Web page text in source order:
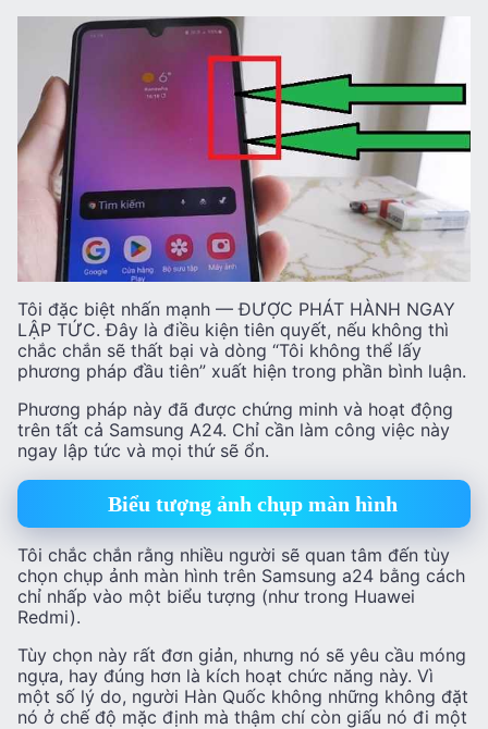
Tôi đặc biệt nhấn mạnh — ĐƯỢC PHÁT HÀNH NGAY
LẬP TỨC. Đây là điều kiện tiên quyết, nếu không thì
chắc chắn sẽ thất bại và dòng “Tôi không thể lấy
phương pháp đầu tiên” xuất hiện trong phần bình luận.
Phương pháp này đã được chứng minh và hoạt động
trên tất cả Samsung A24. Chỉ cần làm công việc này
ngay lập tức và mọi thứ sẽ ổn.
Biểu tượng ảnh chụp màn hình
Tôi chắc chắn rằng nhiều người sẽ quan tâm đến tùy
chọn chụp ảnh màn hình trên Samsung a24 bằng cách
chỉ nhấp vào một biểu tượng (như trong Huawei
Redmi).
Tùy chọn này rất đơn giản, nhưng nó sẽ yêu cầu móng
ngựa, hay đúng hơn là kích hoạt chức năng này. Vì
một số lý do, người Hàn Quốc không những không đặt
nó ở chế độ mặc định mà thậm chí còn giấu nó đi một